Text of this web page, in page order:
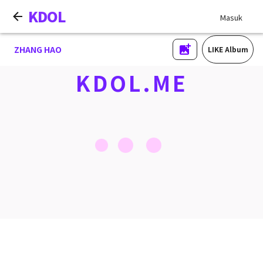
KDOL Masuk
ZHANG HAO LIKE Album
KDOL.ME